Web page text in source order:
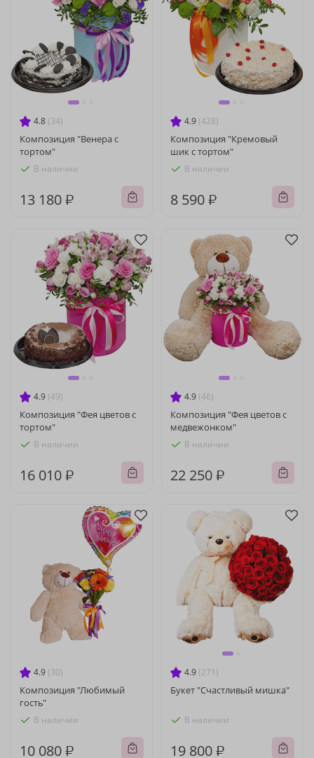
4.8 (34)
Композиция "Венера с
тортом"
В наличии
13 180 ₽
4.9 (428)
Композиция "Кремовый
шик с тортом"
В наличии
8 590 ₽
4.9 (49)
Композиция "Фея цветов с
тортом"
В наличии
16 010 ₽
4.9 (46)
Композиция "Фея цветов с
медвежонком"
В наличии
22 250 ₽
4.9 (30)
Композиция "Любимый
гость"
В наличии
10 080 ₽
4.9 (271)
Букет "Счастливый мишка"
В наличии
19 800 ₽